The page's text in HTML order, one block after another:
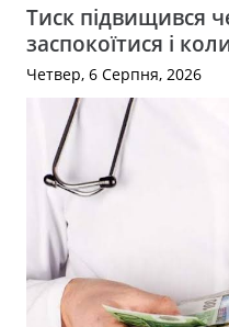
Тиск підвищився
заспокоїтися і
Четвер, 6 Серпня, 2026